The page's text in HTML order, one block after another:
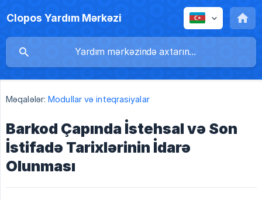
Clopos Yardım Mərkəzi
Məqalələr: Modullar və inteqrasiyalar
Barkod Çapında İstehsal və Son
İstifadə Tarixlərinin İdarə
Olunması